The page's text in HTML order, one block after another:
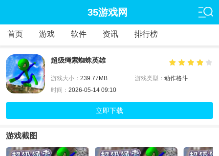
35游戏网
首页 游戏 软件 资讯 排行榜
超级绳索蜘蛛英雄
游戏大小： 239.77MB 游戏类型： 动作格斗
时间： 2026-05-14 09:10
立即下载
游戏截图